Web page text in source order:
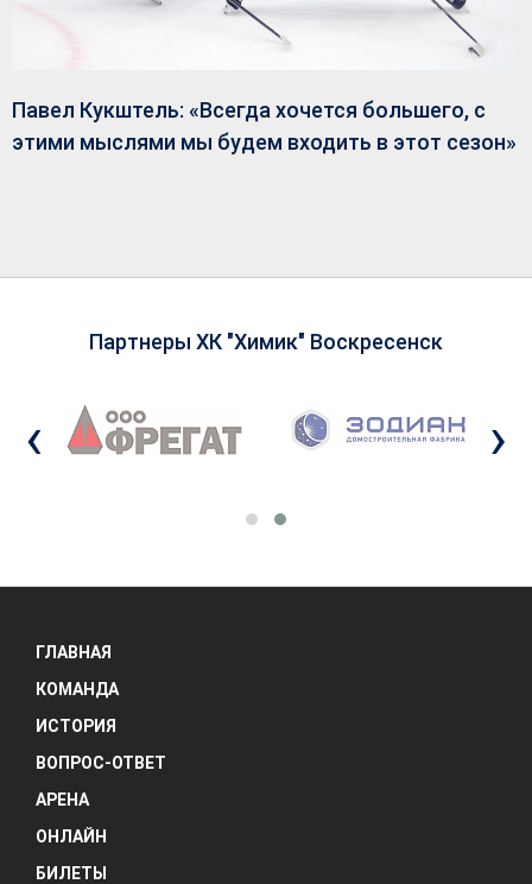
Павел Кукштель: «Всегда хочется большего, с
этими мыслями мы будем входить в этот сезон»
Партнеры ХК "Химик" Воскресенск
‹ ›
ГЛАВНАЯ
КОМАНДА
ИСТОРИЯ
ВОПРОС-ОТВЕТ
АРЕНА
ОНЛАЙН
БИЛЕТЫ